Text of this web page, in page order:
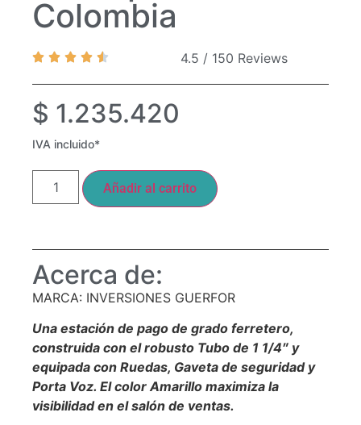
Colombia
4.5 / 150 Reviews
$ 1.235.420
IVA incluido*
Añadir al carrito
Acerca de:
MARCA: INVERSIONES GUERFOR
Una estación de pago de grado ferretero,
construida con el robusto Tubo de 1 1/4″ y
equipada con Ruedas, Gaveta de seguridad y
Porta Voz. El color Amarillo maximiza la
visibilidad en el salón de ventas.